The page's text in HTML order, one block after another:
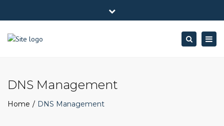
(+351) 213887547
dnscontabilidade@dnsbp.pt
Close
Search
DNS Management
Home DNS Management